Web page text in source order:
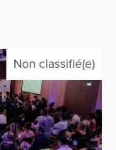
Non classifié(e)